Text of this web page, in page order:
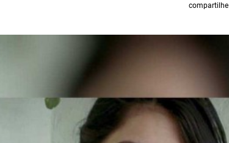
compartilhe